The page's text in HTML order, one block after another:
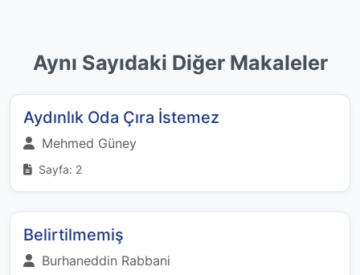
Aynı Sayıdaki Diğer Makaleler
Aydınlık Oda Çıra İstemez
Mehmed Güney
Sayfa: 2
Belirtilmemiş
Burhaneddin Rabbani